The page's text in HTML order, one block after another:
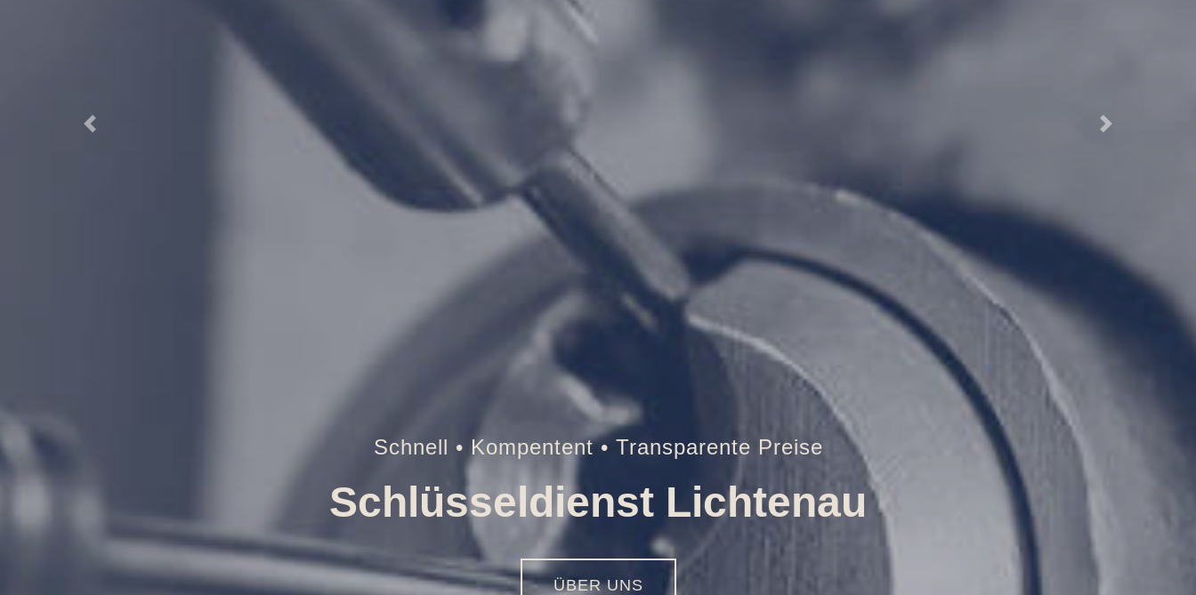
Tresor • Auto • Briefkasten • Brandschutztür
Öffnungen aller Art
01516 - 113 55 44
Previous Next